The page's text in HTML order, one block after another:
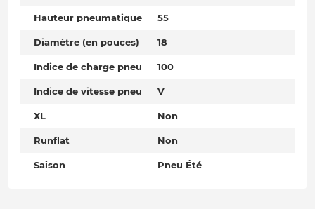
Hauteur pneumatique 55
Diamètre (en pouces) 18
Indice de charge pneu 100
Indice de vitesse pneu V
XL Non
Runflat Non
Saison Pneu Été